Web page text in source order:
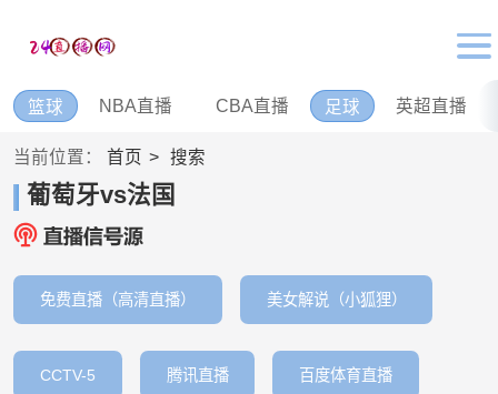
篮球 NBA直播 CBA直播 足球 英超直播
当前位置： 首页 搜索
葡萄牙vs法国
免费直播（高清直播） 美女解说（小狐狸）
CCTV-5 腾讯直播 百度体育直播